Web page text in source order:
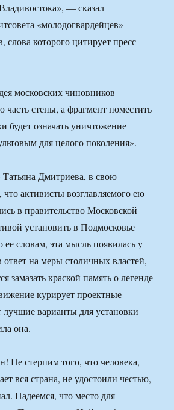
— сказал
«молодогвардейцев»
слова которого цитирует пресс-
московских чиновников
часть стены, а фрагмент поместить
будет означать уничтожение
для целого поколения».
Дмитриева, в свою
что активисты возглавляемого ею
в правительство Московской
установить в Подмосковье
словам, эта мысль появилась у
на меры столичных властей,
замазать краской память о легенде
курирует проектные
лучшие варианты для установки
она.
Не стерпим того, что человека,
вся страна, не удостоили честью,
Надеемся, что место для